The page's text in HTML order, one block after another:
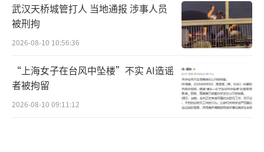
武汉天桥城管打人 当地通报 涉事人员
被刑拘
2026-08-10 10:56:36
“上海女子在台风中坠楼”不实 AI造谣
者被拘留
2026-08-10 09:11:12